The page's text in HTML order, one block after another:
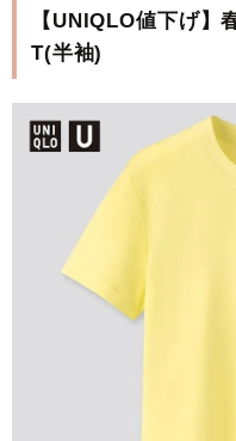
【UNIQLO値下げ
T(半袖)